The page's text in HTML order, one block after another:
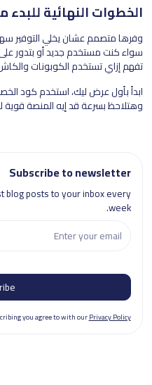
الخطوات النهائية للبدء
وفرها متصمم عشان يخلي التوفير
سواء كنت مستخدم جديد أو بتدور
تفهم إزاي تستخدم الكوبونات
ابدأ بأول عرض ليك، استخدم كود
وهتلاحظ بسرعة قد إيه المنصة
Subscribe to newsletter
blog posts to your inbox every
week.
you agree to with ourPrivacy Policy.